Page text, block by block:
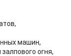
машин,
огня,